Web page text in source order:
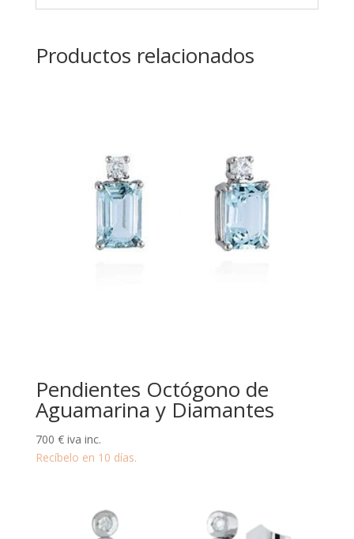
Productos relacionados
Pendientes Octógono de
Aguamarina y Diamantes
700 € iva inc.
Recíbelo en 10 días.